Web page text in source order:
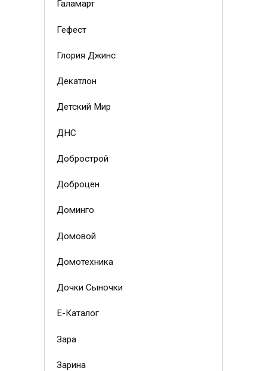
Галамарт
Гефест
Глория Джинс
Декатлон
Детский Мир
ДНС
Добрострой
Доброцен
Доминго
Домовой
Домотехника
Дочки Сыночки
Е-Каталог
Зара
Зарина